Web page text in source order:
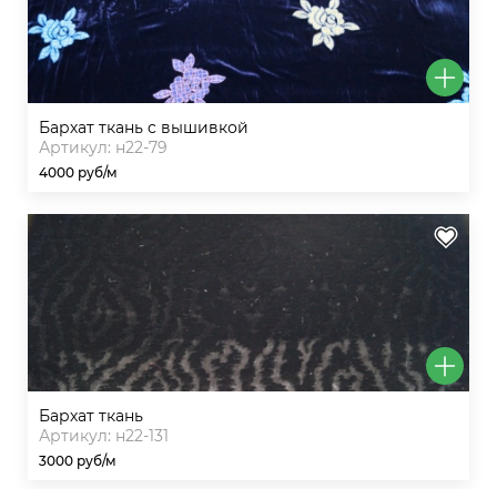
бархат ткань c вышивкой
Артикул: н22-79
4000 руб/м
бархат ткань
Артикул: н22-131
3000 руб/м